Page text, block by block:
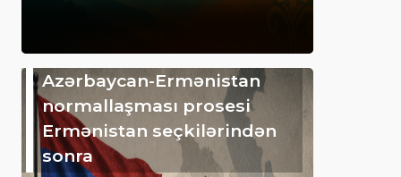
Azərbaycan-Ermənistan
normallaşması prosesi
Ermənistan seçkilərindən
sonra